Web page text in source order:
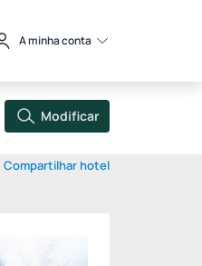
A minha conta
Modificar
Compartilhar hotel